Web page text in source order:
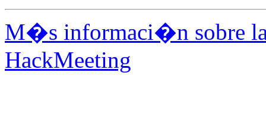
M�s informaci�n sobre
HackMeeting